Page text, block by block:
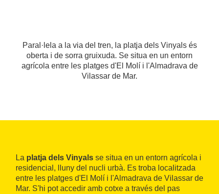
Paral·lela a la via del tren, la platja dels Vinyals és
oberta i de sorra gruixuda. Se situa en un entorn
agrícola entre les platges d'El Molí i l'Almadrava de
Vilassar de Mar.
La platja dels Vinyals se situa en un entorn agrícola i
residencial, lluny del nucli urbà. Es troba localitzada
entre les platges d'El Molí i l'Almadrava de Vilassar de
Mar. S'hi pot accedir amb cotxe a través del pas